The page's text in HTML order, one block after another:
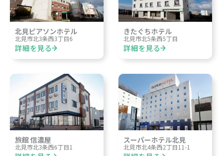
北見ピアソンホテル
北見市北3条西3丁目6
詳細を見る
きたぐちホテル
北見市北5条西5丁目
詳細を見る
旅館 信濃屋
北見市北3条西6丁目1
スーパーホテル北見
北見市北4条西2丁目11-1